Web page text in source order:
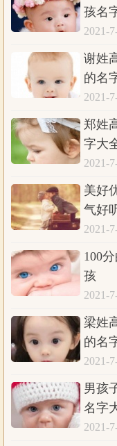
孩名
2021-
谢姓
的名
2021-
郑姓
字大
2021-
美好
气好
2021-
100
孩
2021-
梁姓
的名
2021-
男孩
名字
2021-